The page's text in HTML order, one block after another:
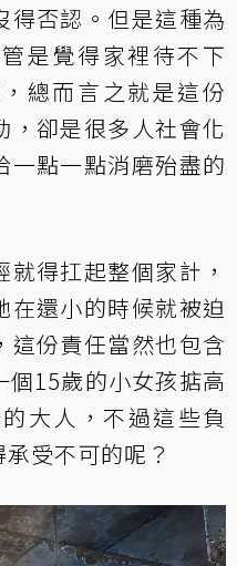
得否認。但是這種為
是覺得家裡待不下
總而言之就是這份
，卻是很多人社會化
一點一點消磨殆盡的
得扛起整個家計，
在還小的時候就被迫
這份責任當然也包含
15歲的小女孩掂高
大人，不過這些負
受不可的呢？